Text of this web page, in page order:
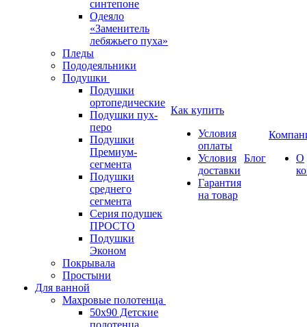
синтепоне
Одеяло
«Заменитель
лебяжьего пуха»
Пледы
Пододеяльники
Подушки
Подушки
ортопедические
Подушки пух-
перо
Подушки
Премиум-
сегмента
Подушки
среднего
сегмента
Серия подушек
ПРОСТО
Подушки
Эконом
Покрывала
Простыни
Для ванной
Махровые полотенца
50х90 Детские
полотенца
Как купить
Условия
оплаты
Условия
доставки
Гарантия
на товар
Блог
О